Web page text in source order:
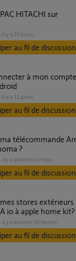
il y a 23 jours
au fil de discussion
il y a 11 jours
au fil de discussion
?
il y a environ un mois
au fil de discussion
io à apple home kit?
il y a environ 10 heures
au fil de discussion